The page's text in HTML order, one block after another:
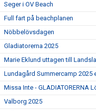
Seger i OV Beach
Full fart på beachplanen
Nöbbelövsdagen
Gladiatorerna 2025
Marie Eklund uttagen till
Lundagård Summercamp 2025
Missa Inte - GLADIATORERNA
Valborg 2025